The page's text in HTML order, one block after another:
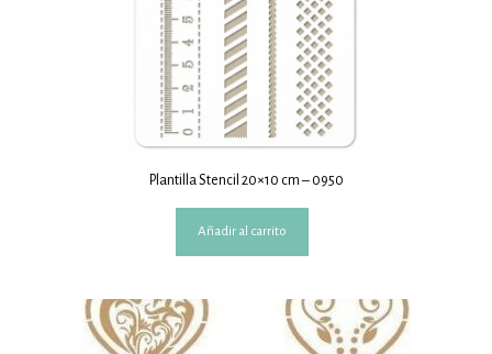
Plantilla Stencil 20×10 cm – 0950
Añadir al carrito